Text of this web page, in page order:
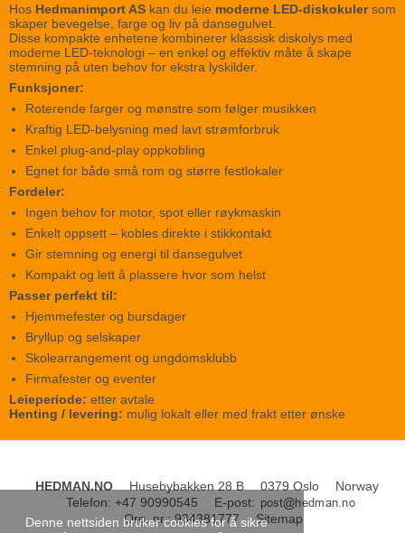
Denne nettsiden bruker cookies for å sikre
Hos Hedmanimport AS kan du leie moderne LED-diskokulersom
skaper bevegelse, farge og liv på dansegulvet.
Disse kompakte enhetene kombinerer klassisk diskolys med
moderne LED-teknologi – en enkel og effektiv måte å skape
stemning på uten behov for ekstra lyskilder.
Funksjoner:
Roterende farger og mønstre som følger musikken
Kraftig LED-belysning med lavt strømforbruk
Enkel plug-and-play oppkobling
Egnet for både små rom og større festlokaler
Fordeler:
Ingen behov for motor, spot eller røykmaskin
Enkelt oppsett – kobles direkte i stikkontakt
Gir stemning og energi til dansegulvet
Kompakt og lett å plassere hvor som helst
Passer perfekt til:
Hjemmefester og bursdager
Bryllup og selskaper
Skolearrangement og ungdomsklubb
Firmafester og eventer
Leieperiode: etter avtale
Henting / levering: mulig lokalt eller med frakt etter ønske
HEDMAN.NO Husebybakken 28 B 0379 Oslo
Norway
Telefon: +47 90990545 E-post:
Org. nr.:934381777
Sitemap